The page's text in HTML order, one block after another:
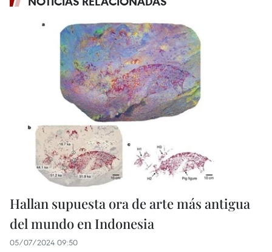
Hallan supuesta ora de arte más antigua
del mundo en Indonesia
05/07/2024 09:50